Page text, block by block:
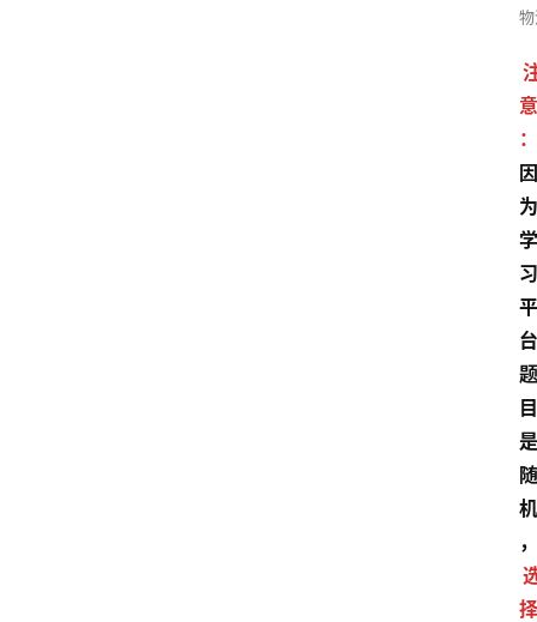
意
：
因
为
学
习
平
台
题
目
是
随
机
，
择